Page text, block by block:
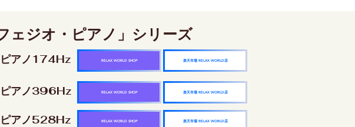
ェジオ・ピアノ」シリーズ
ピアノ174Hz 楽天市場 RELAX WORLD店
RELAX WORLD SHOP
ピアノ396Hz 楽天市場 RELAX WORLD店
RELAX WORLD SHOP
ピアノ528Hz 楽天市場 RELAX WORLD店
RELAX WORLD SHOP